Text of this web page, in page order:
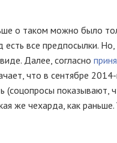
о таком можно было
есть все предпосылки.
Далее, согласно
что в сентябре 2014-
(соцопросы показывают,
же чехарда, как раньше.